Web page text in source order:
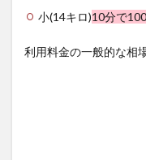
小(14キロ)10分で
利用料金の一般的な相